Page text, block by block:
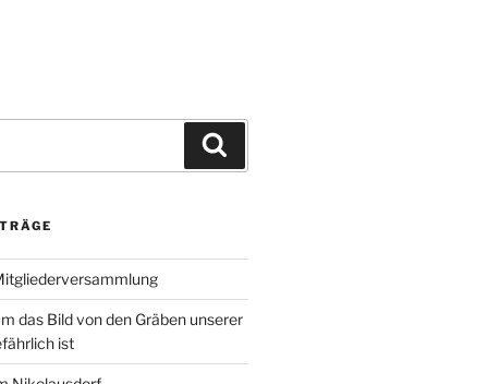
das Bild von den Gräben unserer
ist